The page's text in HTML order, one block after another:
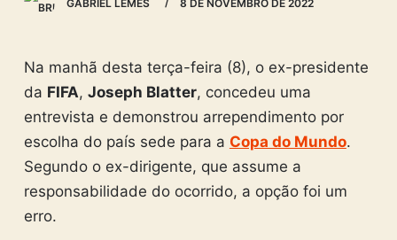
GABRIEL LEMES 8 DE NOVEMBRO DE 2022
Na manhã desta terça-feira (8), o ex-presidente
da FIFA, Joseph Blatter, concedeu uma
entrevista e demonstrou arrependimento por
escolha do país sede para a Copa do Mundo.
Segundo o ex-dirigente, que assume a
responsabilidade do ocorrido, a opção foi um
erro.